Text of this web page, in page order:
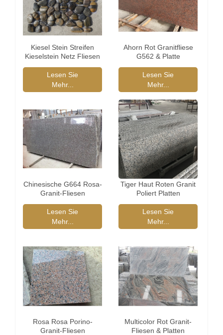
Kiesel Stein Streifen
Kieselstein Netz Fliesen
Lesen Sie
Mehr...
Ahorn Rot Granitfliese
G562 & Platte
Lesen Sie
Mehr...
Chinesische G664 Rosa-
Granit-Fliesen
Lesen Sie
Mehr...
Tiger Haut Roten Granit
Poliert Platten
Lesen Sie
Mehr...
Rosa Rosa Porino-
Granit-Fliesen
Multicolor Rot Granit-
Fliesen & Platten